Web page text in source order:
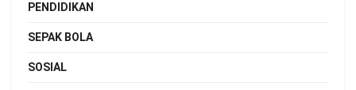
PENDIDIKAN
SEPAK BOLA
SOSIAL